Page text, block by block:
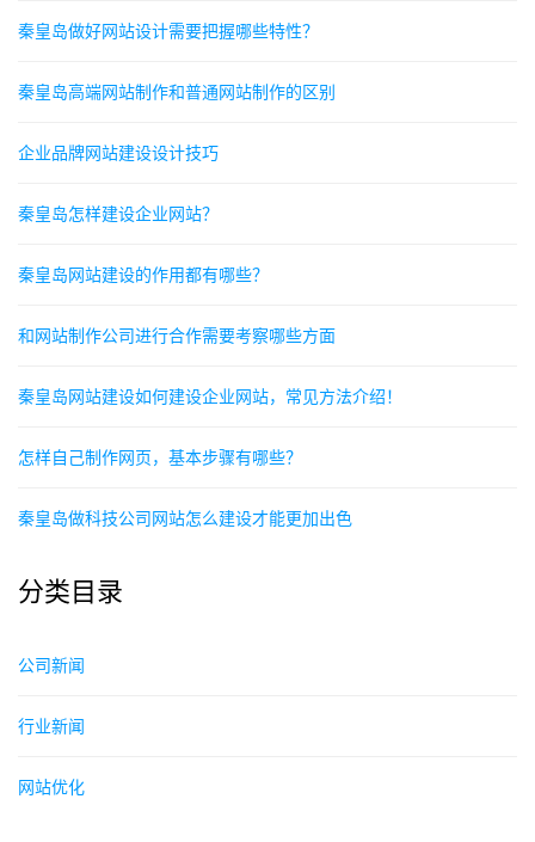
秦皇岛做好网站设计需要把握哪些特性？
秦皇岛高端网站制作和普通网站制作的区别
企业品牌网站建设设计技巧
秦皇岛怎样建设企业网站？
秦皇岛网站建设的作用都有哪些？
和网站制作公司进行合作需要考察哪些方面
秦皇岛网站建设如何建设企业网站，常见方法介绍！
怎样自己制作网页，基本步骤有哪些？
秦皇岛做科技公司网站怎么建设才能更加出色
分类目录
公司新闻
行业新闻
网站优化